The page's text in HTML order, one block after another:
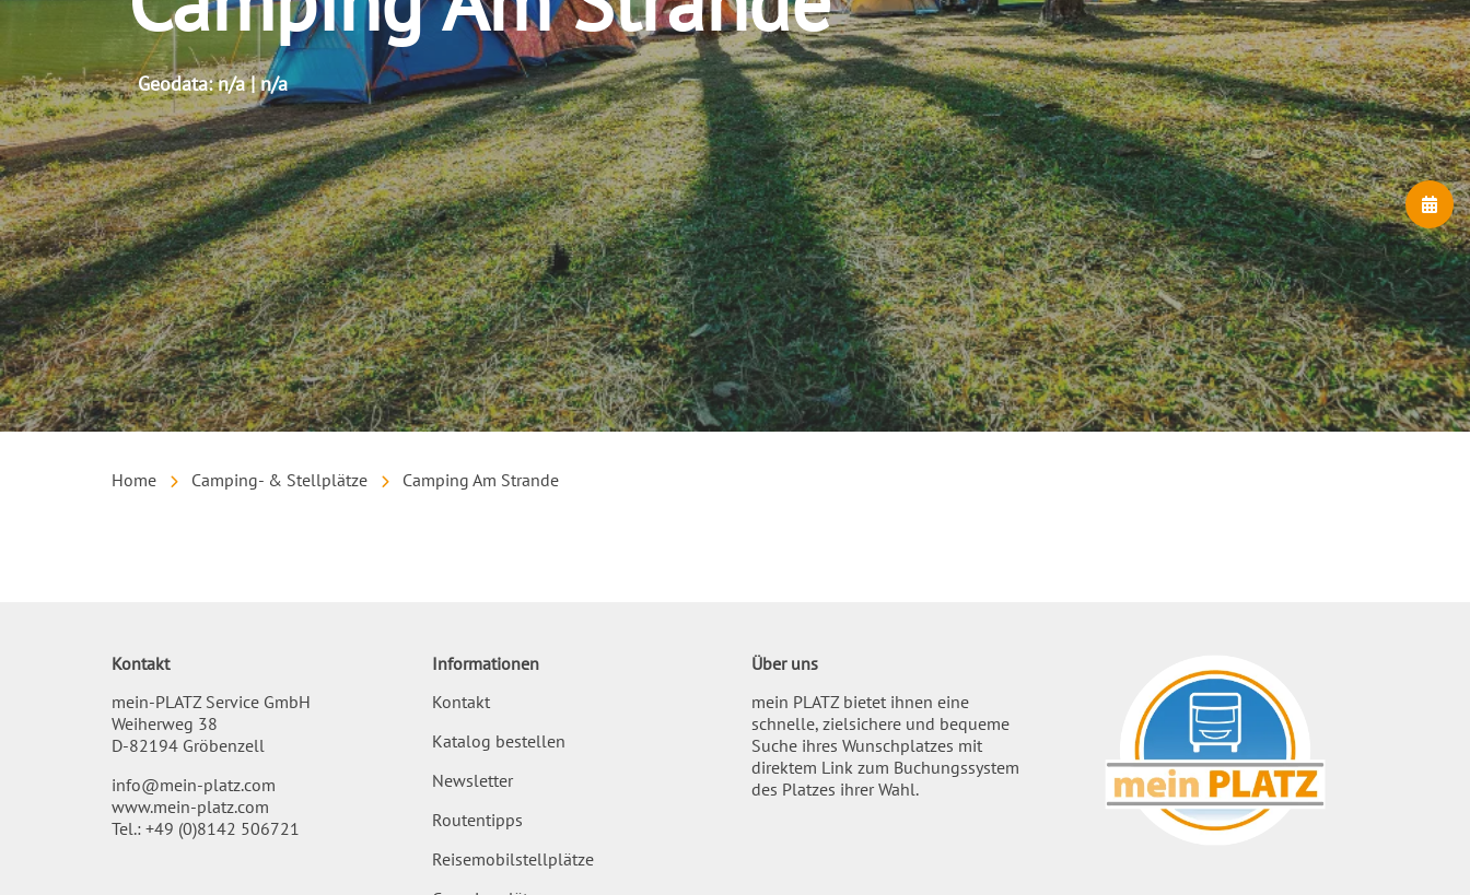
Geodata: n/a | n/a
Home Camping- & Stellplätze Camping Am Strande
Kontakt
mein-PLATZ Service GmbH
Weiherweg 38
D-82194 Gröbenzell
info@mein-platz.com
www.mein-platz.com
Tel.: +49 (0)8142 506721
Informationen
Kontakt
Katalog bestellen
Newsletter
Routentipps
Reisemobilstellplätze
Über uns
mein PLATZ bietet ihnen eine
schnelle, zielsichere und bequeme
Suche ihres Wunschplatzes mit
direktem Link zum Buchungssystem
des Platzes ihrer Wahl.